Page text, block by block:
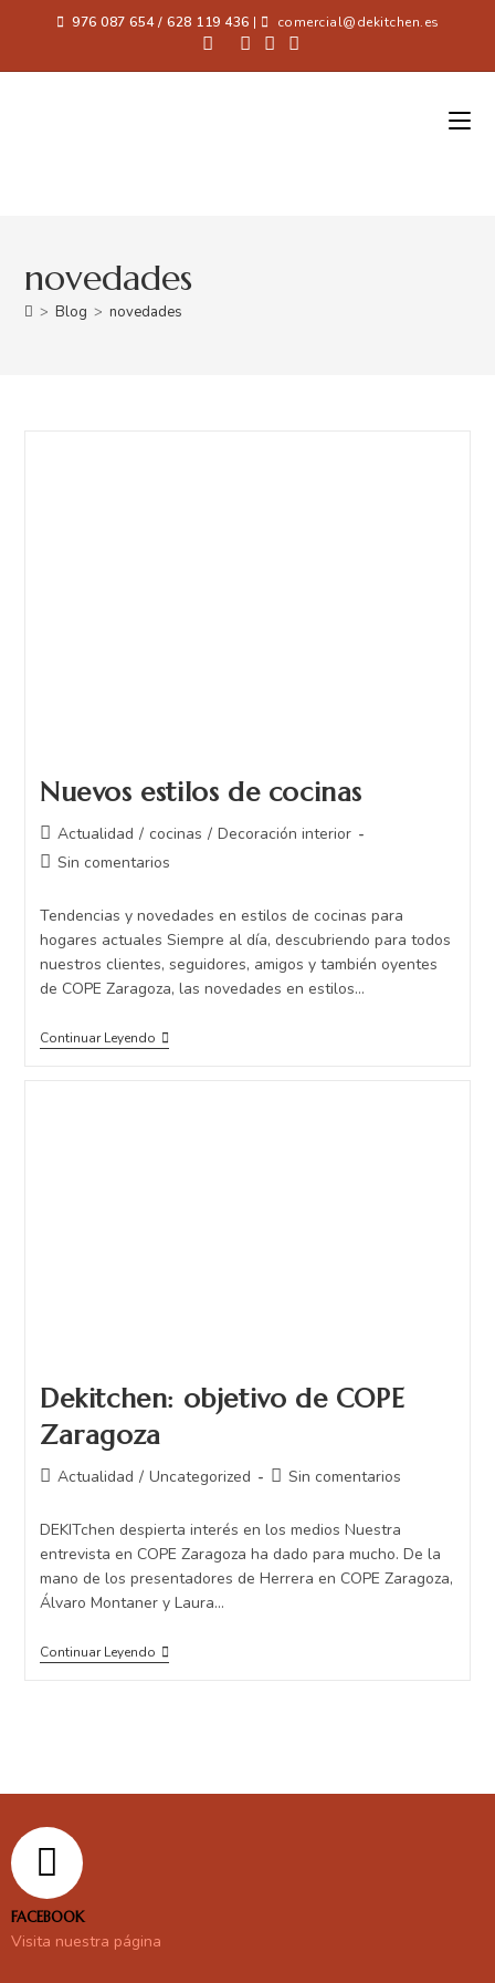
976 087 654 / 628 119 436 | comercial@dekitchen.es
novedades
> Blog > novedades
Nuevos estilos de cocinas
Actualidad / cocinas / Decoración interior
Sin comentarios
Tendencias y novedades en estilos de cocinas para
hogares actuales Siempre al día, descubriendo para todos
nuestros clientes, seguidores, amigos y también oyentes
de COPE Zaragoza, las novedades en estilos…
Continuar Leyendo
Dekitchen: objetivo de COPE
Zaragoza
Actualidad / Uncategorized Sin comentarios
DEKITchen despierta interés en los medios Nuestra
entrevista en COPE Zaragoza ha dado para mucho. De la
mano de los presentadores de Herrera en COPE Zaragoza,
Álvaro Montaner y Laura…
Continuar Leyendo
FACEBOOK
Visita nuestra página